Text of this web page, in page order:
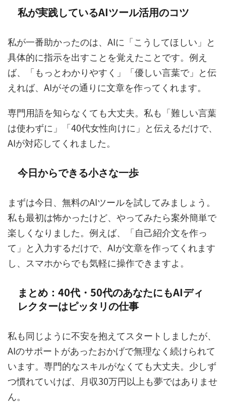
私が実践しているAIツール活用のコツ
私が一番助かったのは、AIに「こうしてほしい」と
具体的に指示を出すことを覚えたことです。例え
ば、「もっとわかりやすく」「優しい言葉で」と伝
えれば、AIがその通りに文章を作ってくれます。
専門用語を知らなくても大丈夫。私も「難しい言葉
は使わずに」「40代女性向けに」と伝えるだけで、
AIが対応してくれました。
今日からできる小さな一歩
まずは今日、無料のAIツールを試してみましょう。
私も最初は怖かったけど、やってみたら案外簡単で
楽しくなりました。例えば、「自己紹介文を作っ
て」と入力するだけで、AIが文章を作ってくれます
し、スマホからでも気軽に操作できますよ。
まとめ：40代・50代のあなたにもAIディ
レクターはピッタリの仕事
私も同じように不安を抱えてスタートしましたが、
AIのサポートがあったおかげで無理なく続けられて
います。専門的なスキルがなくても大丈夫。少しず
つ慣れていけば、月収30万円以上も夢ではありませ
ん。